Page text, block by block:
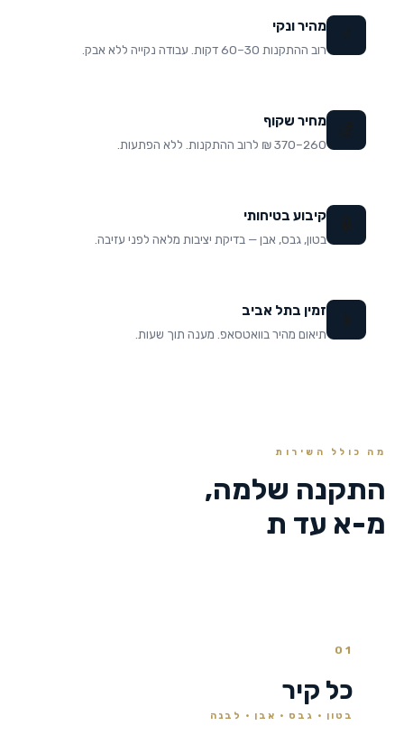
מהיר ונקי
רוב ההתקנות 30–60 דקות. עבודה נקייה ללא אבק.
מחיר שקוף
260–370 ₪ לרוב ההתקנות. ללא הפתעות.
קיבוע בטיחותי
בטון, גבס, אבן — בדיקת יציבות מלאה לפני עזיבה.
זמין בתל אביב
תיאום מהיר בוואטסאפ. מענה תוך שעות.
מה כולל השירות
התקנה שלמה,
מ-א עד ת
01
כל קיר
בטון · גבס · אבן · לבנה